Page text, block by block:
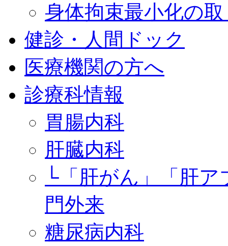
身体拘束最小化の
健診・人間ドック
医療機関の方へ
診療科情報
胃腸内科
肝臓内科
└「肝がん」「肝
門外来
糖尿病内科